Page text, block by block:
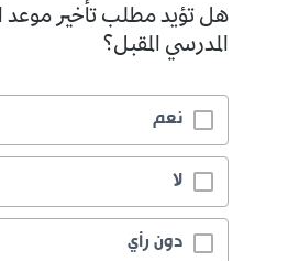
هل تؤيد مطلب تأخير موعد
المدرسي المقبل؟
نعم
لا
دون رأي